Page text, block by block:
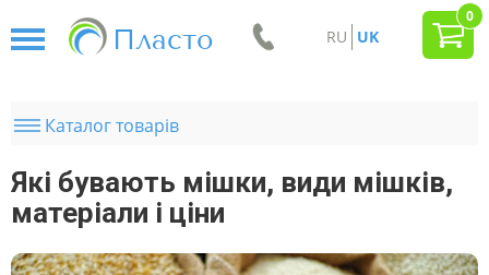
Пласто RU UK
0
Каталог товарів
Які бувають мішки, види мішків,
матеріали і ціни